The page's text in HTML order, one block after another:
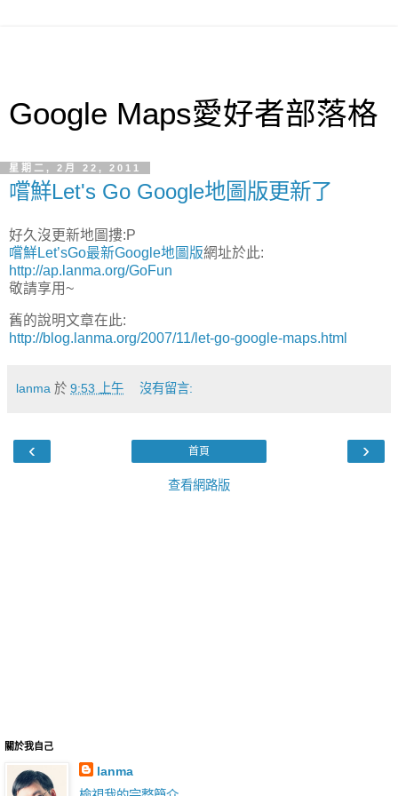
Google Maps愛好者部落格
星期二, 2月 22, 2011
嚐鮮Let's Go Google地圖版更新了
好久沒更新地圖摟:P
嚐鮮Let’sGo最新Google地圖版網址於此:
http://ap.lanma.org/GoFun
敬請享用~
舊的說明文章在此:
http://blog.lanma.org/2007/11/let-go-google-maps.html
lanma 於 9:53 上午 沒有留言:
‹ ›
首頁
查看網路版
關於我自己
lanma